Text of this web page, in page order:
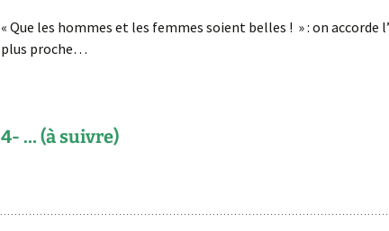
« Que les hommes et les femmes soient belles ! » : on accorde
plus proche…
4- … (à suivre)